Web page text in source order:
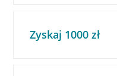
Zyskaj 1000 zł